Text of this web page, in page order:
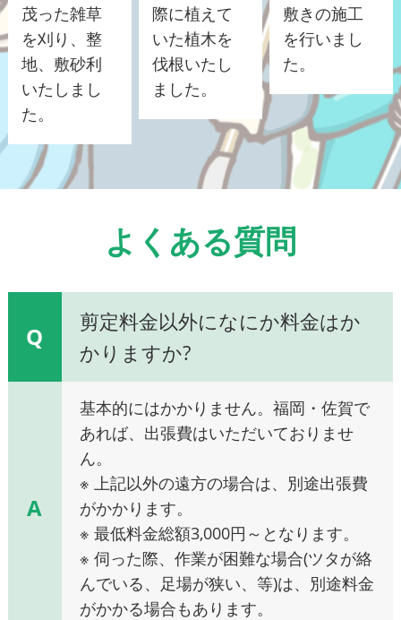
茂った雑草
を刈り、整
地、敷砂利
いたしまし
た。
際に植えて
いた植木を
伐根いたし
ました。
敷きの施工
を行いまし
た。
よくある質問
Q
剪定料金以外になにか料金はか
かりますか?
A
基本的にはかかりません。福岡・佐賀で
あれば、出張費はいただいておりませ
ん。
※ 上記以外の遠方の場合は、別途出張費
がかかります。
※ 最低料金総額3,000円～となります。
※ 伺った際、作業が困難な場合(ツタが絡
んでいる、足場が狭い、等)は、別途料金
がかかる場合もあります。